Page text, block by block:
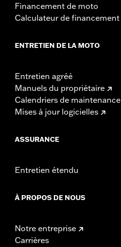
Financement de moto
Calculateur de financement
ENTRETIEN DE LA MOTO
Entretien agréé
Manuels du propriétaire
Calendriers de maintenance
Mises à jour logicielles
ASSURANCE
Entretien étendu
À PROPOS DE NOUS
Notre entreprise
Carrières